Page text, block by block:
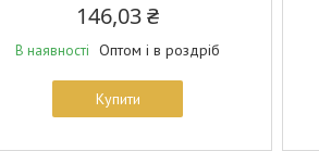
146,03 ₴
В наявності Оптом і в роздріб
Купити